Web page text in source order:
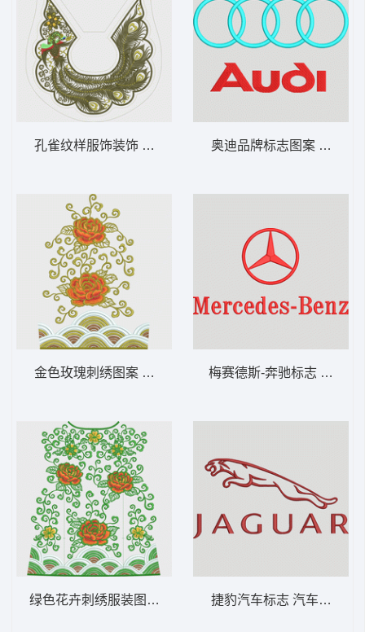
孔雀纹样服饰装饰 凤凰新娘装
金色玫瑰刺绣图案 中国风新娘装
绿色花卉刺绣服装图案 中国风新娘装
奥迪品牌标志图案 汽车标
梅赛德斯-奔驰标志 汽车标
捷豹汽车标志 汽车标志